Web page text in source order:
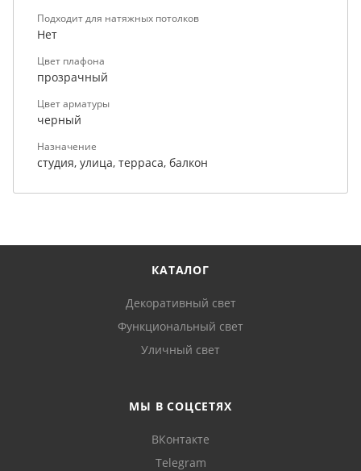
Подходит для натяжных потолков
Нет
Цвет плафона
прозрачный
Цвет арматуры
черный
Назначение
студия, улица, терраса, балкон
КАТАЛОГ
Декоративный свет
Функциональный свет
Уличный свет
МЫ В СОЦСЕТЯХ
ВКонтакте
Telegram